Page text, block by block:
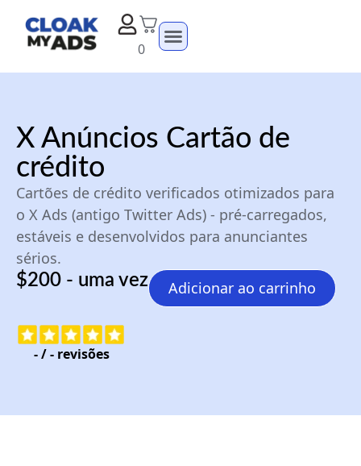
0
X Anúncios Cartão de
crédito
Cartões de crédito verificados otimizados para
o X Ads (antigo Twitter Ads) - pré-carregados,
estáveis e desenvolvidos para anunciantes
sérios.
$200 - uma vez
Adicionar ao carrinho
-/-revisões